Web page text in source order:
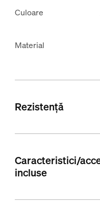
Culoare
Material
Rezistență
Caracteristici/
incluse